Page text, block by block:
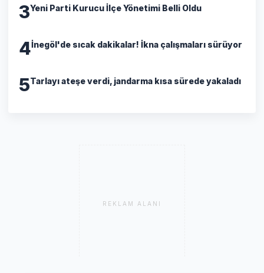
3Yeni Parti Kurucu İlçe Yönetimi Belli Oldu
4İnegöl'de sıcak dakikalar! İkna çalışmaları sürüyor
5Tarlayı ateşe verdi, jandarma kısa sürede yakaladı
REKLAM ALANI